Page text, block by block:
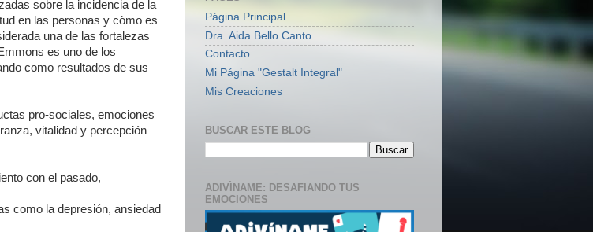
sobre la incidencia de la
en las personas y còmo es
una de las fortalezas
es uno de los
como resultados de sus
pro-sociales, emociones
vitalidad y percepción
con el pasado,
como la depresión, ansiedad
Página Principal
Dra. Aida Bello Canto
Contacto
Mi Página "Gestalt Integral"
Mis Creaciones
BUSCAR ESTE BLOG
ADIVÌNAME: DESAFIANDO TUS
EMOCIONES